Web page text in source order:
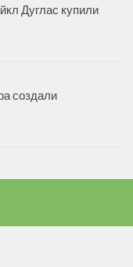
Дуглас купили
создали